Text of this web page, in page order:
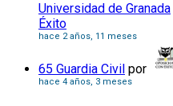
Universidad de Granada
Éxito
hace 2 años, 11 meses
65 Guardia Civil por
hace 4 años, 3 meses